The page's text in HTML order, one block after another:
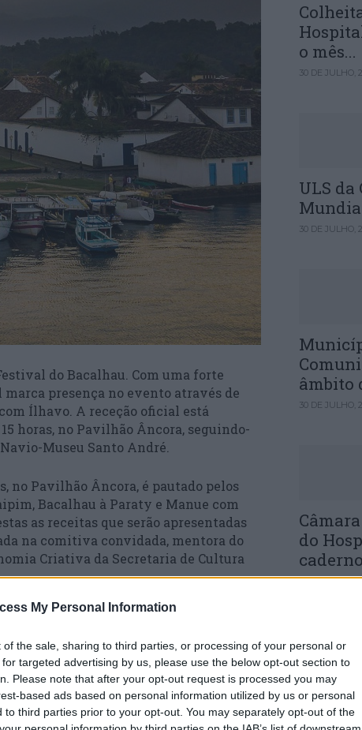
My Personal Information
of the sale, sharing to third parties, or processing of your personal or
targeted advertising by us, please use the below opt-out section to
Please note that after your opt-out request is processed you may
based ads based on personal information utilized by us or personal
to third parties prior to your opt-out. You may separately opt-out of the
do Bacalhau. Com uma forte
presença no evento através de
Ílhavo. A receção oficial está
horas, no Pavilhão Âncora, seguindo-
Museu Santo André.
no Pavilhão Âncora, é pautado pelos
Bacalhau à Paraty e Manue com
as receitas que serão apresentadas
na comitiva convidada, mentora do
Criativa da Secretaria de Cultura
um espaço dedicado à sua cultura e
o reforço dos laços entre os dois países
tradições marítimas.
o mês...
30 DE JULHO,
ULS da
30 DE JULHO,
âmbito
30 DE JULHO,
do
30 DE JULHO,
Penela:
em